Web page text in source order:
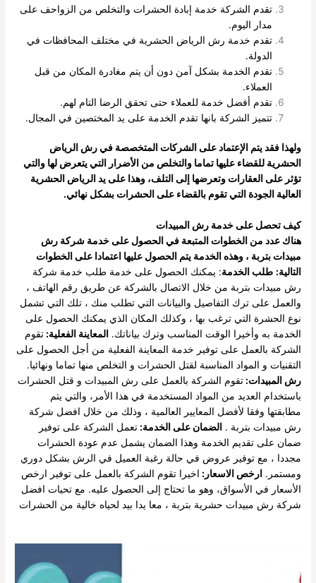
تقدم الشركة خدمة إبادة الحشرات والتخلص من الزواحف على
مدار اليوم.
تقدم خدمة رش الرياض الحشرية في مختلف المحافظات في
الدولة.
تقدم الخدمة بشكل آمن دون أن يتم مغادرة المكان من قبل
العملاء.
تقدم أفضل خدمة للعملاء حتى تحقق الرضا التام لهم.
تتميز الشركة بانها تقدم الخدمة على يد المختصين في المجال.
ولهذا فقد يتم الإعتماد على الشركات المتخصصة في رش الرياض
الحشرية للقضاء عليها تماما والتخلص من الأضرار التي يتعرض لها والتي
تؤثر على العقارات وتعرضها إلى التلف، وهذا على يد الرياض الحشرية
العالية الجودة التي تقوم بالقضاء على الحشرات بشكل نهائي.
كيف تحصل على خدمة رش المبيدات
هناك عدد من الخطوات المتبعة في الحصول على خدمة شركة رش
مبيدات بتربة ، وهذه الخدمة يتم الحصول عليها اعتمادا على الخطوات
التالية: طلب الخدمة: يمكنك الحصول على خدمة طلب خدمة شركة
رش مبيدات بتربة من خلال الاتصال بالشركة عن طريق رقم الهاتف ،
والعمل على ترك التفاصيل والبيانات التي تطلب منك ، تلك التي تشمل
نوع الحشرة التي ترغب بها ، وكذلك المكان الذي يمكنك الحصول على
الخدمة به وأخيرا الوقت المناسب وترك بياناتك. المعاينة الفعلية:تقوم
الشركة بالعمل على توفير خدمة المعاينة الفعلية من أجل الحصول على
التقنيات و المواد المناسبة لقتل الحشرات و التخلص منها تماما ونهائيا.
رش المبيدات:تقوم الشركة بالعمل على رش المبيدات و قتل الحشرات
باستخدام العديد من المواد المستخدمة في هذا الأمر، والتي يتم
مطابقتها وفقا لأفضل المعايير العالمية ، وذلك من خلال افضل شركة
رش مبيدات بتربة . الضمان على الخدمة:تعمل الشركة على توفير
ضمان على تقديم الخدمة وهذا الضمان يشمل عدم عودة الحشرات
مجددا ، مع توفير عروض في حالة رغبة العميل في الرش بشكل دوري
ومستمر. ارخص الاسعار: اخيرا تقوم الشركة بالعمل على توفير ارخص
الأسعار في الأسواق، وهو ما تحتاج إلى الحصول عليه. مع تحيات افضل
شركة رش مبيدات حشرية بتربة ، معا يدا بيد لحياه خالية من الحشرات